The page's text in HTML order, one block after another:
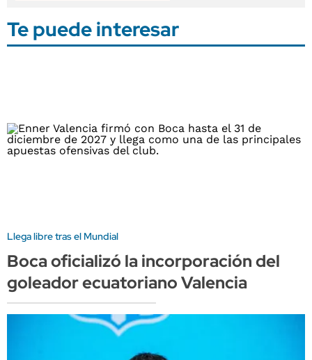
Te puede interesar
Llega libre tras el Mundial
Boca oficializó la incorporación del
goleador ecuatoriano Valencia